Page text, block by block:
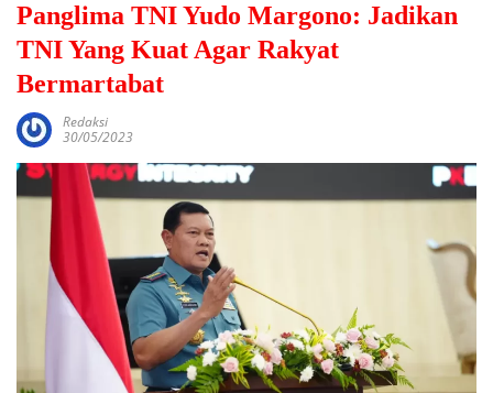
Panglima TNI Yudo Margono: Jadikan
TNI Yang Kuat Agar Rakyat
Bermartabat
Redaksi
30/05/2023